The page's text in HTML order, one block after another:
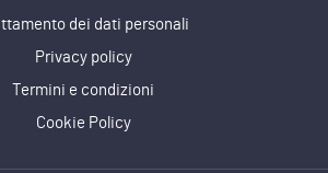
dei dati personali
Privacy policy
Termini e condizioni
Cookie Policy